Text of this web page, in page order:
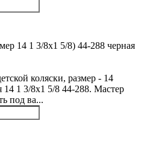
14 1 3/8х1 5/8) 44-288 черная
коляски, размер - 14
1 3/8х1 5/8 44-288. Мастер
под ва...